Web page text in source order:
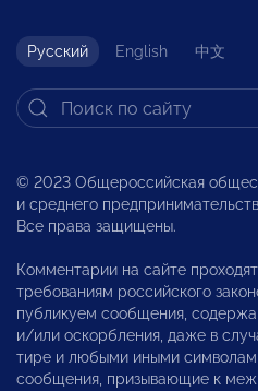
Русский English 中文
© 2023 Общероссийская
и среднего
Все права защищены.
Комментарии на сайте
требованиям российского
публикуем сообщения,
и/или оскорбления, даже в
тире и любыми иными
сообщения, призывающие к